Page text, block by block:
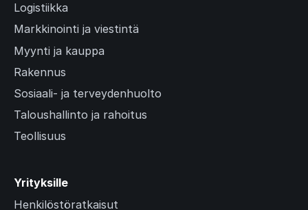
Logistiikka
Markkinointi ja viestintä
Myynti ja kauppa
Rakennus
Sosiaali- ja terveydenhuolto
Taloushallinto ja rahoitus
Teollisuus
Yrityksille
Henkilöstöratkaisut